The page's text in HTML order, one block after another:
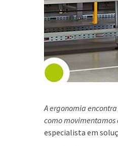
A ergonomia
como movimentamos
especialista em